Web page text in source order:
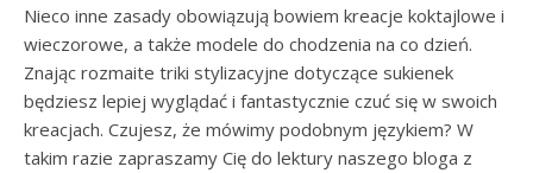
Nieco inne zasady obowiązują bowiem kreacje koktajlowe i
wieczorowe, a także modele do chodzenia na co dzień.
Znając rozmaite triki stylizacyjne dotyczące sukienek
będziesz lepiej wyglądać i fantastycznie czuć się w swoich
kreacjach. Czujesz, że mówimy podobnym językiem? W
takim razie zapraszamy Cię do lektury naszego bloga z